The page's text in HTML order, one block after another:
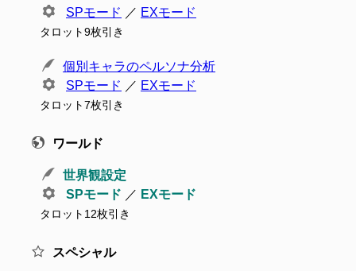
SPモード ／ EXモード
タロット9枚引き
個別キャラのペルソナ分析
SPモード ／ EXモード
タロット7枚引き
ワールド
世界観設定
SPモード ／ EXモード
タロット12枚引き
スペシャル